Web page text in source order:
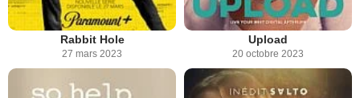
Rabbit Hole
27 mars 2023
Upload
20 octobre 2023